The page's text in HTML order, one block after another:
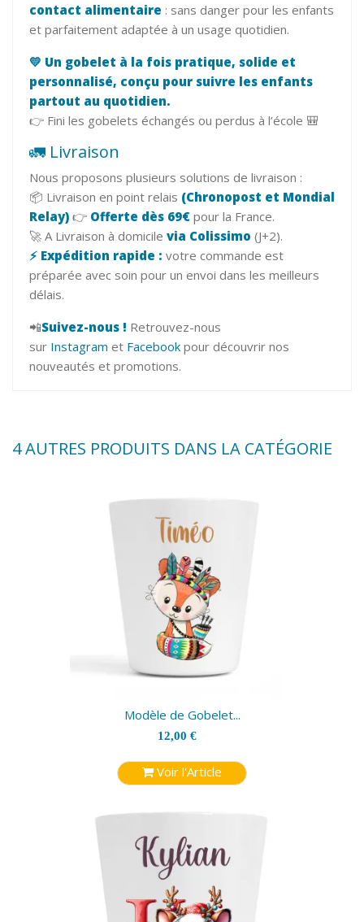
contact alimentaire : sans danger pour les enfants
et parfaitement adaptée à un usage quotidien.
💛 Un gobelet à la fois pratique, solide et
personnalisé, conçu pour suivre les enfants
partout au quotidien.
👉 Fini les gobelets échangés ou perdus à l’école 🎒
🚛 Livraison
Nous proposons plusieurs solutions de livraison :
📦 Livraison en point relais (Chronopost et Mondial
Relay) 👉 Offerte dès 69€ pour la France.
🚀 A Livraison à domicile via Colissimo (J+2).
⚡ Expédition rapide : votre commande est
préparée avec soin pour un envoi dans les meilleurs
délais.
📲Suivez-nous ! Retrouvez-nous
sur Instagram et Facebook pour découvrir nos
nouveautés et promotions.
4 AUTRES PRODUITS DANS LA CATÉGORIE
Modèle de Gobelet...
12,00 €
Voir l'Article